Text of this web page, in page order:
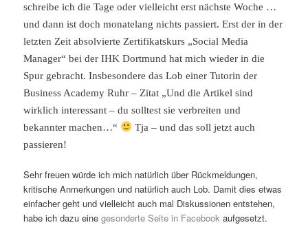
schreibe ich die Tage oder vielleicht erst nächste Woche …
und dann ist doch monatelang nichts passiert. Erst der in der
letzten Zeit absolvierte Zertifikatskurs „Social Media
Manager“ bei der IHK Dortmund hat mich wieder in die
Spur gebracht. Insbesondere das Lob einer Tutorin der
Business Academy Ruhr – Zitat „Und die Artikel sind
wirklich interessant – du solltest sie verbreiten und
bekannter machen…“
Tja – und das soll jetzt auch
passieren!
Sehr freuen würde ich mich natürlich über Rückmeldungen,
kritische Anmerkungen und natürlich auch Lob. Damit dies etwas
einfacher geht und vielleicht auch mal Diskussionen entstehen,
habe ich dazu einegesonderte Seite in Facebook aufgesetzt.